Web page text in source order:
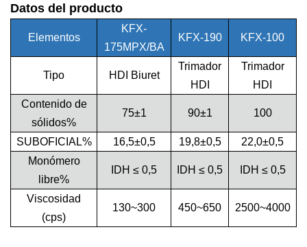
Datos del producto
Elementos
KFX-
175MPX/BA
KFX-190 KFX-100
Tipo HDI Biuret
Trimador
HDI
Trimador
HDI
Contenido de
sólidos%
75±1 90±1 100
SUBOFICIAL% 16,5±0,5 19,8±0,5
22,0±0,5
Monómero
libre%
IDH ≤ 0,5 IDH ≤ 0,5 IDH ≤ 0,5
Viscosidad
(cps)
130~300 450~650 2500~4000